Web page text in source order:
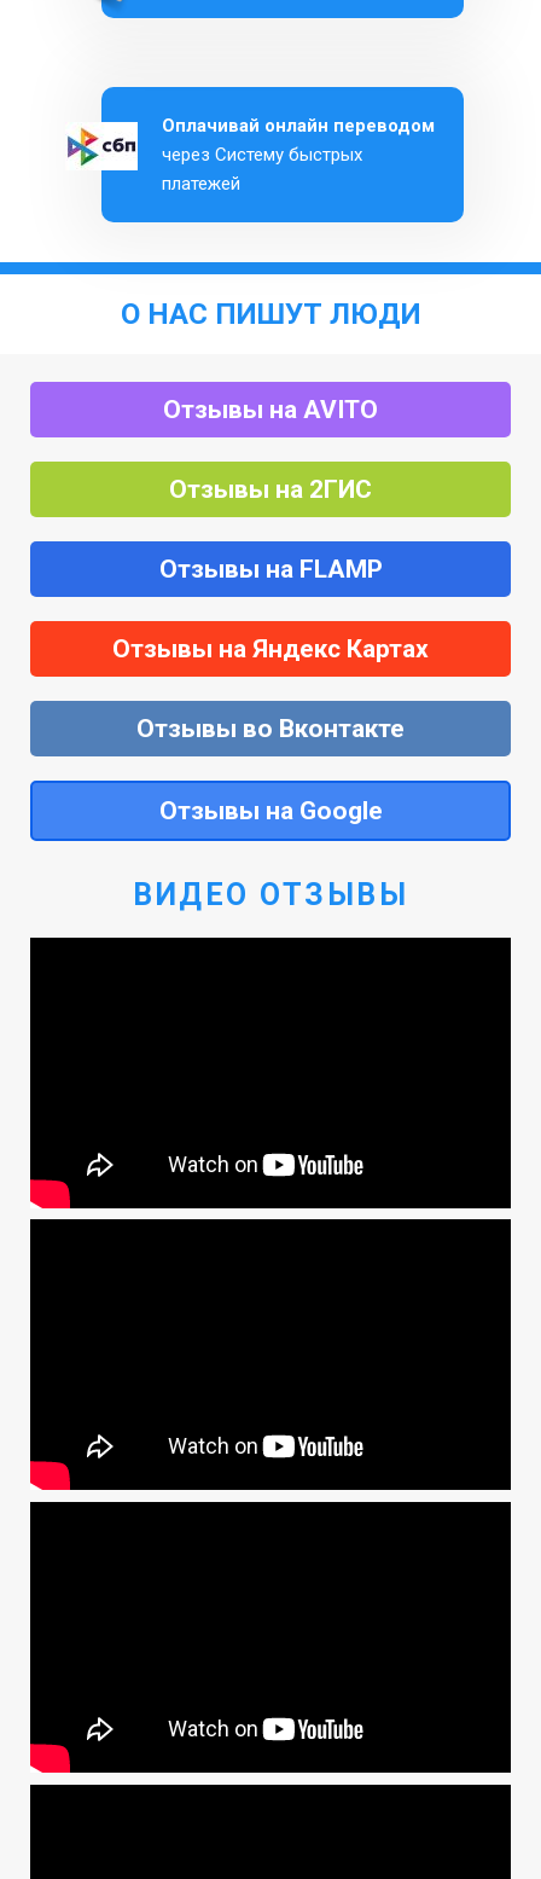
Оплачивай онлайн переводом
через Систему быстрых
платежей
О НАС ПИШУТ ЛЮДИ
Отзывы на AVITO
Отзывы на 2ГИС
Отзывы на FLAMP
Отзывы на Яндекс Картах
Отзывы во Вконтакте
Отзывы на Google
ВИДЕО ОТЗЫВЫ